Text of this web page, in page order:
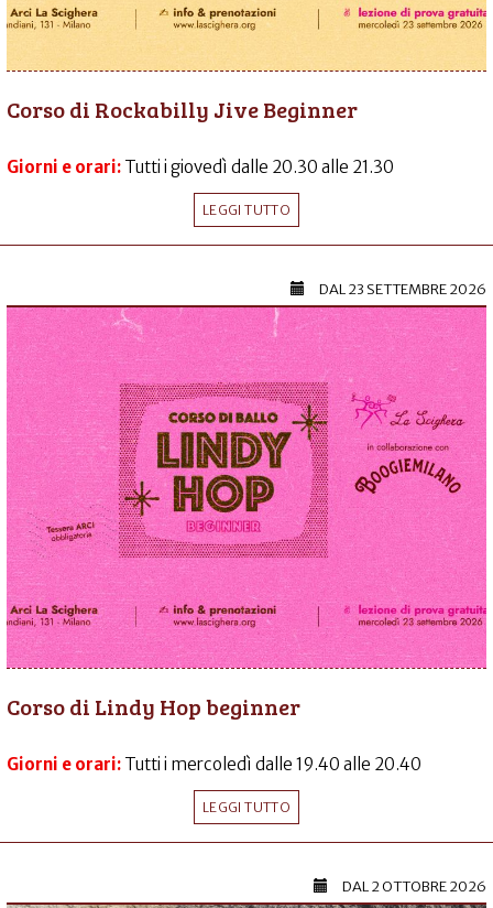
Corso di Rockabilly Jive Beginner
Giorni e orari: Tutti i giovedì dalle 20.30 alle 21.30
LEGGI TUTTO
DAL23 SETTEMBRE 2026
Corso di Lindy Hop beginner
Giorni e orari: Tutti i mercoledì dalle 19.40 alle 20.40
LEGGI TUTTO
DAL2 OTTOBRE 2026